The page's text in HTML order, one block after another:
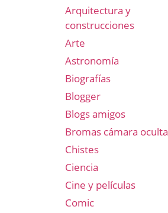
Arquitectura y
construcciones
Arte
Astronomía
Biografías
Blogger
Blogs amigos
Bromas cámara oculta
Chistes
Ciencia
Cine y películas
Comic